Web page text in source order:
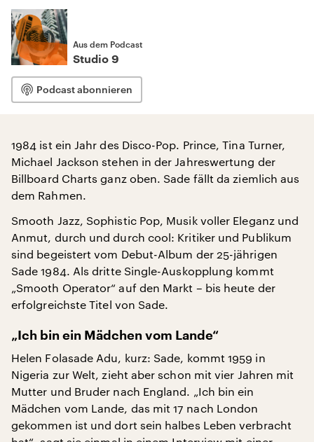
Aus dem Podcast
Studio 9
Podcast abonnieren
1984 ist ein Jahr des Disco-Pop. Prince, Tina Turner,
Michael Jackson stehen in der Jahreswertung der
Billboard Charts ganz oben. Sade fällt da ziemlich aus
dem Rahmen.
Smooth Jazz, Sophistic Pop, Musik voller Eleganz und
Anmut, durch und durch cool: Kritiker und Publikum
sind begeistert vom Debut-Album der 25-jährigen
Sade 1984. Als dritte Single-Auskopplung kommt
„Smooth Operator“ auf den Markt – bis heute der
erfolgreichste Titel von Sade.
„Ich bin ein Mädchen vom Lande“
Helen Folasade Adu, kurz: Sade, kommt 1959 in
Nigeria zur Welt, zieht aber schon mit vier Jahren mit
Mutter und Bruder nach England. „Ich bin ein
Mädchen vom Lande, das mit 17 nach London
gekommen ist und dort sein halbes Leben verbracht